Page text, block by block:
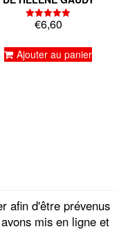
Note
€6,60
Ajouter au panier
afin d'être prévenus
mis en ligne et